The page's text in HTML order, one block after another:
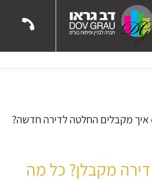
איך מקבלים החלטה לדירה חדשה?
דירה מקבלן? כל מה